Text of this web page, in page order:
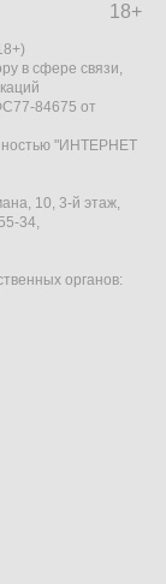
18+
в сфере связи,
84675 от
"ИНТЕРНЕТ
10, 3-й этаж,
34,
органов: